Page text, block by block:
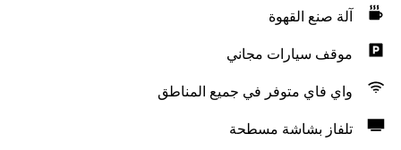
آلة صنع القهوة
موقف سيارات مجاني
واي فاي متوفر في جميع المناطق
تلفاز بشاشة مسطحة